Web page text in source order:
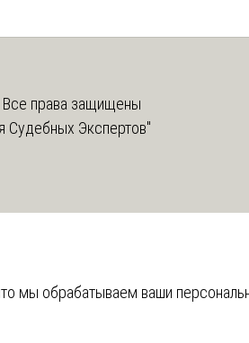
права защищены
Экспертов"
мы обрабатываем ваши